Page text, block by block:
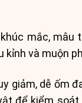
mắc, mâu
và muộn
dễ ốm
để kiểm